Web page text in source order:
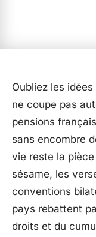
Oubliez les
ne coupe pas
pensions
sans encombre
vie reste la
sésame, les
conventions
pays rebattent
droits et du